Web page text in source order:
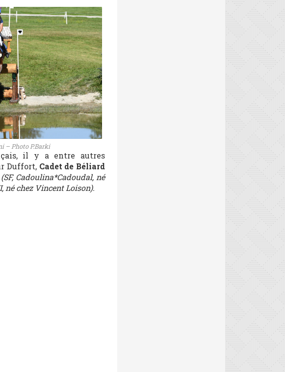
– Photo P.Barki
il y a entre autres
Duffort, Cadet de Béliard
(SF, Cadoulina*Cadoudal, né
né chez Vincent Loison).